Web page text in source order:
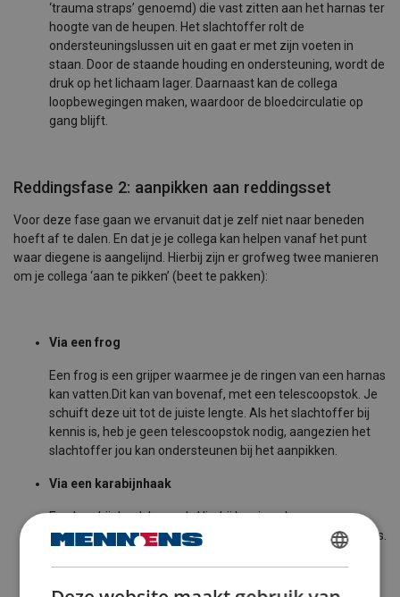
‘trauma straps’ genoemd) die vast zitten aan het harnas ter
hoogte van de heupen. Het slachtoffer rolt de
ondersteuningslussen uit en gaat er met zijn voeten in
staan. Door de staande houding en ondersteuning, wordt de
druk op het lichaam lager. Daarnaast kan de collega
loopbewegingen maken, waardoor de bloedcirculatie op
gang blijft.
Reddingsfase 2: aanpikken aan reddingsset
Voor deze fase gaan we ervanuit dat je zelf niet naar beneden
hoeft af te dalen. En dat je je collega kan helpen vanaf het punt
waar diegene is aangelijnd. Hierbij zijn er grofweg twee manieren
om je collega ‘aan te pikken’ (beet te pakken):
Via een frog
Een frog is een grijper waarmee je de ringen van een harnas
kan vatten. Dit kan van bovenaf, met een telescoopstok. Je
schuift deze uit tot de juiste lengte. Als het slachtoffer bij
kennis is, heb je geen telescoopstok nodig, aangezien het
slachtoffer jou kan ondersteunen bij het aanpikken.
Via een karabijnhaak
Een karabijnhaak kan ook. Hierbij kun je ook een
telescoopstok gebruiken als het slachtoffer niet bij kennis is.
DUTCH